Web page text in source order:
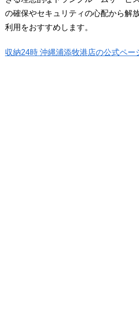
の確保やセキュリティの心配から解
利用をおすすめします。
収納24時 沖縄浦添牧港店の公式ペー